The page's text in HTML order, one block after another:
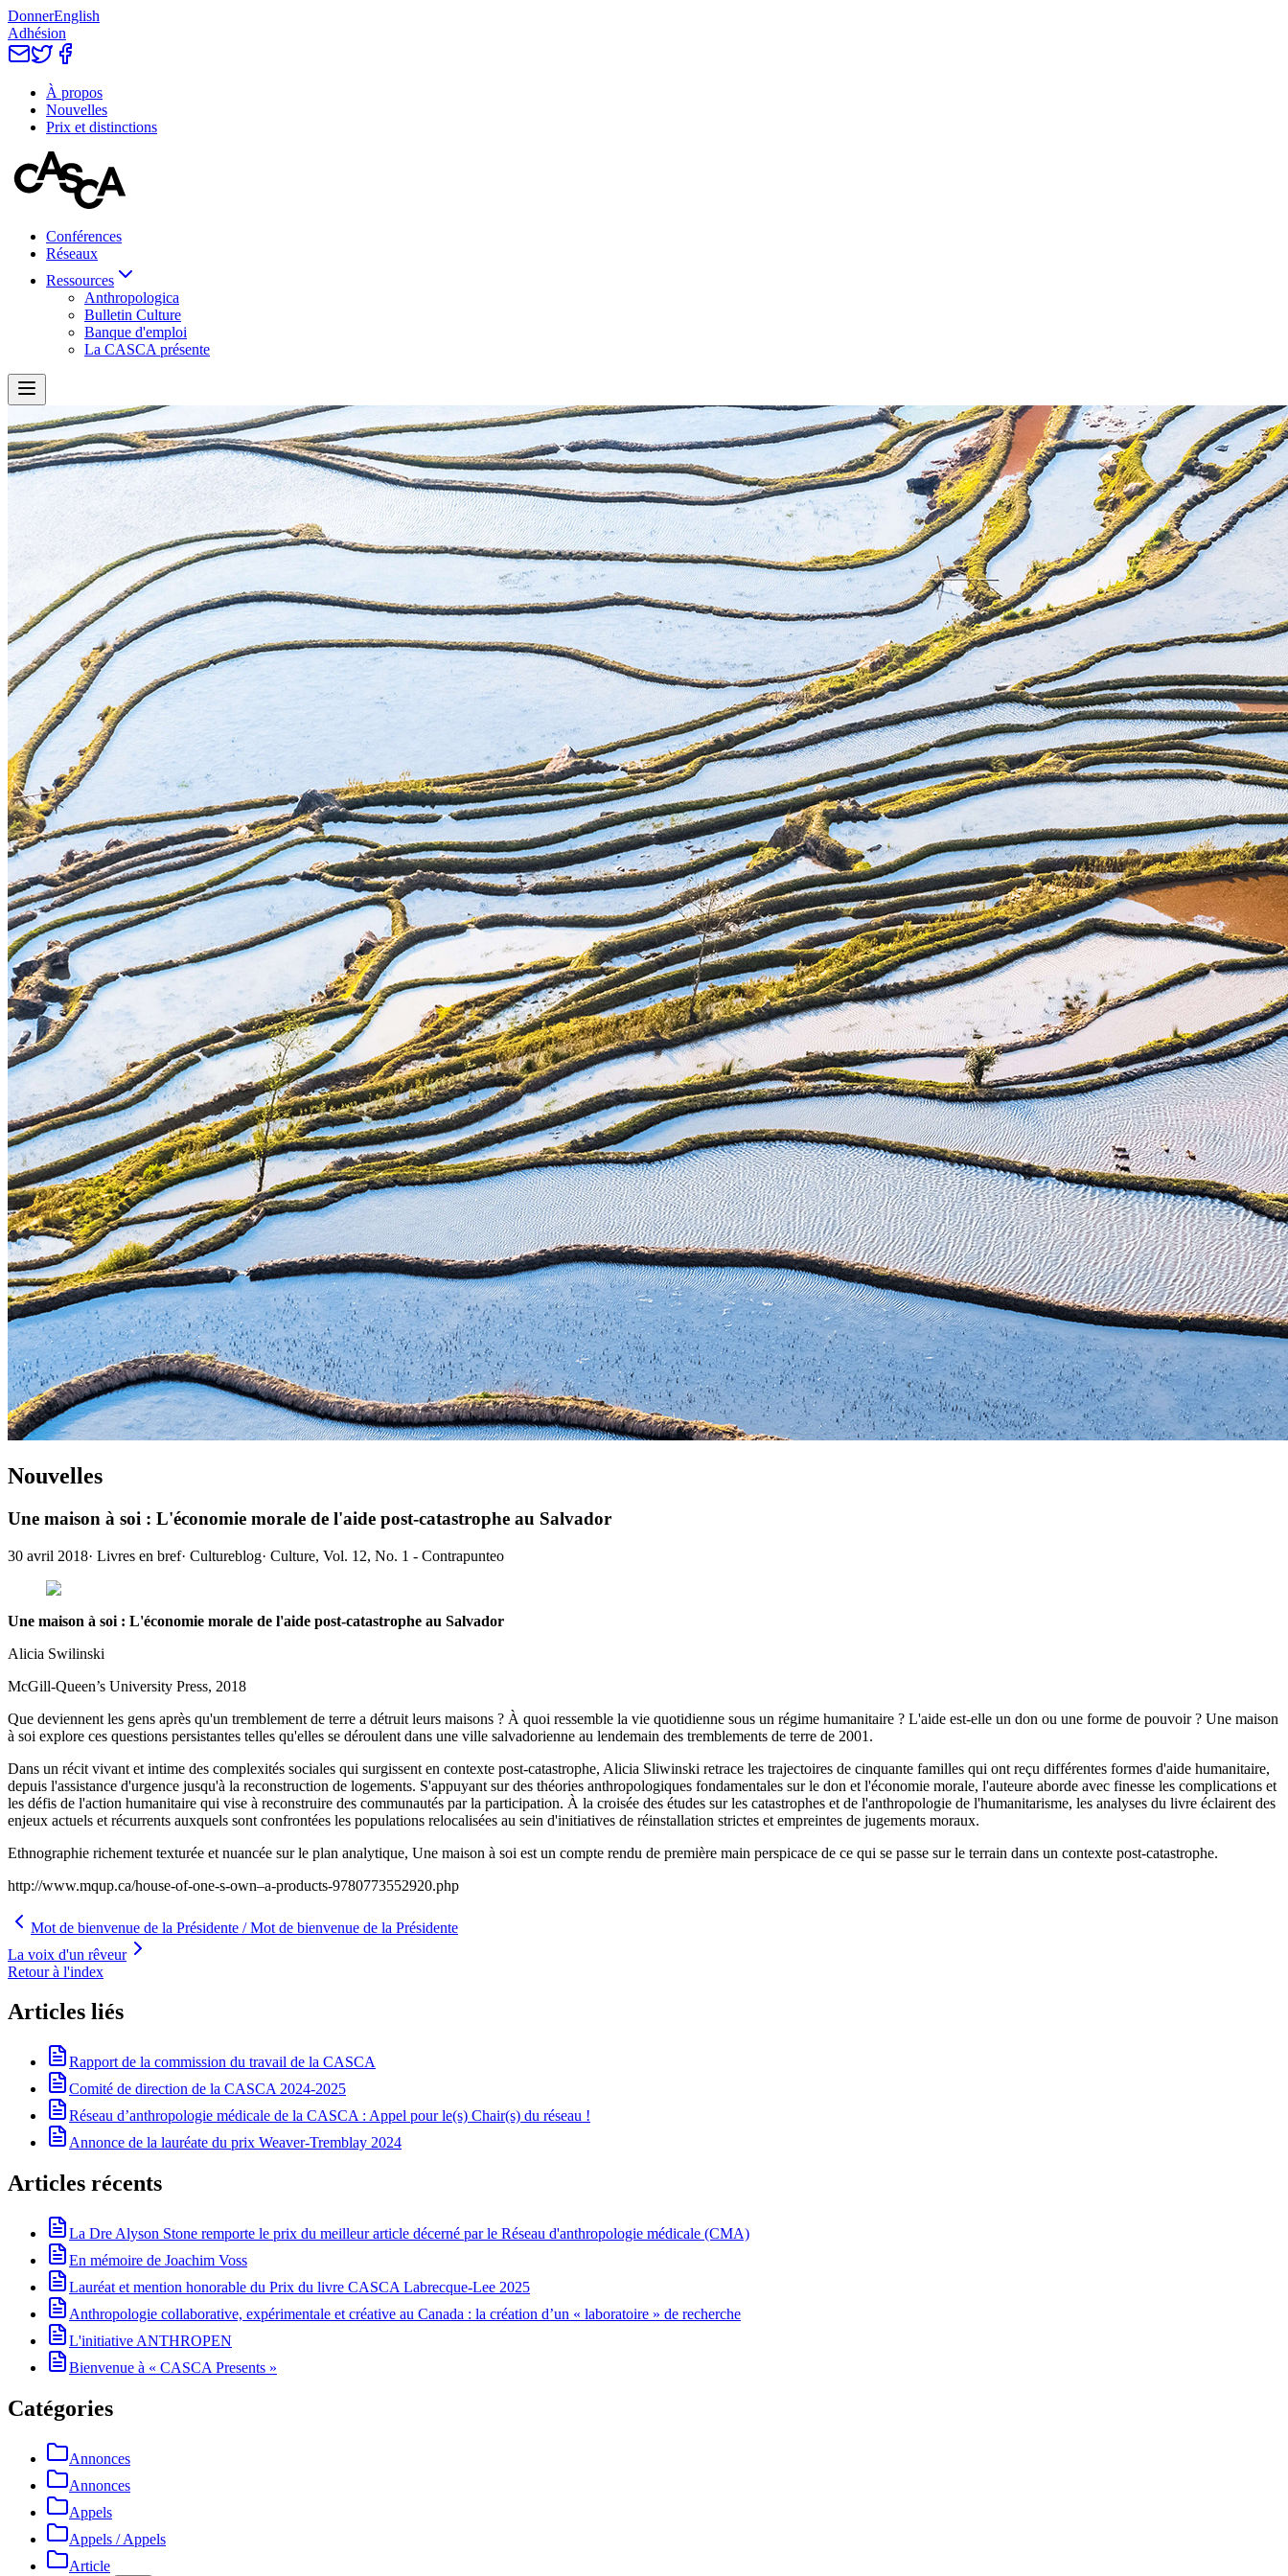
DonnerEnglish
Adhésion
À propos
Nouvelles
Prix et distinctions
Conférences
Réseaux
Ressources
Anthropologica
Bulletin Culture
Banque d'emploi
La CASCA présente
Nouvelles
Une maison à soi : L'économie morale de l'aide post-catastrophe au Salvador
30 avril 2018· Livres en bref· Cultureblog· Culture, Vol. 12, No. 1 - Contrapunteo
Une maison à soi : L'économie morale de l'aide post-catastrophe au Salvador
Alicia Swilinski
McGill-Queen’s University Press, 2018
Que deviennent les gens après qu'un tremblement de terre a détruit leurs maisons ? À quoi ressemble la vie quotidienne sous un régime humanitaire ? L'aide est-elle un don ou une forme de pouvoir ? Une maison
à soi explore ces questions persistantes telles qu'elles se déroulent dans une ville salvadorienne au lendemain des tremblements de terre de 2001.
Dans un récit vivant et intime des complexités sociales qui surgissent en contexte post-catastrophe, Alicia Sliwinski retrace les trajectoires de cinquante familles qui ont reçu différentes formes d'aide humanitaire,
depuis l'assistance d'urgence jusqu'à la reconstruction de logements. S'appuyant sur des théories anthropologiques fondamentales sur le don et l'économie morale, l'auteure aborde avec finesse les complications et
les défis de l'action humanitaire qui vise à reconstruire des communautés par la participation. À la croisée des études sur les catastrophes et de l'anthropologie de l'humanitarisme, les analyses du livre éclairent des
enjeux actuels et récurrents auxquels sont confrontées les populations relocalisées au sein d'initiatives de réinstallation strictes et empreintes de jugements moraux.
Ethnographie richement texturée et nuancée sur le plan analytique, Une maison à soi est un compte rendu de première main perspicace de ce qui se passe sur le terrain dans un contexte post-catastrophe.
http://www.mqup.ca/house-of-one-s-own–a-products-9780773552920.php
Mot de bienvenue de la Présidente / Mot de bienvenue de la Présidente
La voix d'un rêveur
Retour à l'index
Articles liés
Rapport de la commission du travail de la CASCA
Comité de direction de la CASCA 2024-2025
Réseau d’anthropologie médicale de la CASCA : Appel pour le(s) Chair(s) du réseau !
Annonce de la lauréate du prix Weaver-Tremblay 2024
Articles récents
La Dre Alyson Stone remporte le prix du meilleur article décerné par le Réseau d'anthropologie médicale (CMA)
En mémoire de Joachim Voss
Lauréat et mention honorable du Prix du livre CASCA Labrecque-Lee 2025
Anthropologie collaborative, expérimentale et créative au Canada : la création d’un « laboratoire » de recherche
L'initiative ANTHROPEN
Bienvenue à « CASCA Presents »
Catégories
Annonces
Annonces
Appels
Appels / Appels
Article